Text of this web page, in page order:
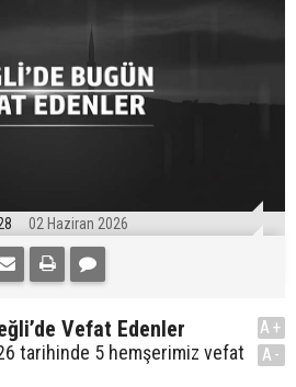
02 Haziran 2026
Vefat Edenler
tarihinde 5 hemşerimiz vefat
A+
A-